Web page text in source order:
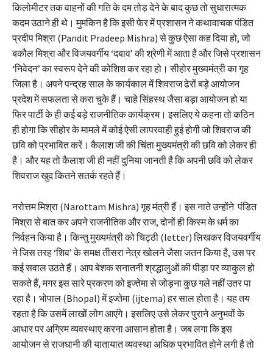
किलोमीटर तक वाहनों की गति के दम तोड़ देने के बाद कुछ तो सुधारात्मक
कदम उठाने ही थे। मुमकिन है कि इसी फेर में प्रशासन ने कथावाचक पंडित
प्रदीप मिश्रा (Pandit Pradeep Mishra) से कुछ ऐसा कह दिया हो, जो
बकौल मिश्रा और विजयवर्गीय ‘दबाव’ की श्रेणी में आता है और जिसे प्रशासन
‘निवेदन’ का स्वरूप देने की कोशिश कर रहा हो। सीहोर मुख्यमंत्री का गृह
जिला है। अपने पन्द्रह साल के कार्यकाल में शिवराज ढेरों बड़े आयोजन
प्रदेश में सफलता से करा चुके हैं। चाहे सिंहस्थ जैसा बड़ा आयोजन हो या
फिर पार्टी के ही कई बड़े राजनीतिक कार्यक्रम। इसलिए ये कहना तो कठिन
ही होगा कि सीहोर के मामले में कोई ऐसी लापरवाही हुई होगी जो शिवराज की
छवि को प्रभावित करें। कैलाश जी की चिंता मुख्यमंत्री की छवि को लेकर ही
है। और यह तो कैलाश जी ही नहीं दुनिया जानती है कि अपनी छवि को लेकर
शिवराज खुद कितने सतर्क रहते हैं।
नरोत्तम मिश्रा (Narottam Mishra) गृह मंत्री हैं। इस नाते उन्होंने पंडित
मिश्रा से बात कर अपने राजनीतिक और राज, दोनों ही किस्म के धर्म का
निर्वहन किया है। किन्तु मुख्यमंत्री को चिट्ठी (letter) लिखकर विजयवर्गीय
ने जिस तरह ‘शिव’ के समक्ष तीसरा नेत्र खोलने जैसा जतन किया है, उस पर
कई सवाल उठते हैं। आप बेशक सनातनी श्रद्धालुओं की पीड़ा पर व्याकुल हो
सकते हैं, मगर इस सारे प्रकरण को इज्तेमा से जोड़ना कुछ गले नहीं उतर पा
रहा है। भोपाल (Bhopal) में इज्तेमा (ijtema) हर साल होता है। यह तय
रहता है कि उसमें लाखों लोग आएंगे। इसलिए उसे लेकर पुराने अनुभवों के
आधार पर अग्रिम व्यवस्थाए करना आसान होता है। जब लगा कि इस
आयोजन से राजधानी की यातायात व्यवस्था अधिक प्रभावित होने लगी है तो